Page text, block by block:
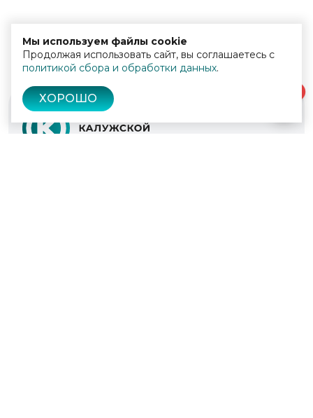
Мы используем файлы cookie
Продолжая использовать сайт, вы соглашаетесь с
политикой сбора и обработки данных.
ХОРОШО